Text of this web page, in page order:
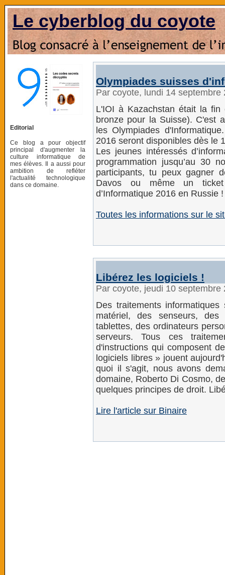
Le cyberblog du coyote
Editorial
Ce blog a pour objectif
principal d'augmenter la
culture informatique de
mes élèves. Il a aussi pour
ambition de refléter
l'actualité technologique
dans ce domaine.
Olympiades suisses
Par coyote, lundi 14
L'IOI à Kazachstan était la fin
bronze pour la Suisse). C'est
les Olympiades
2016 seront disponibles dès le
Les jeunes intéressés
programmation jusqu’au 30
participants, tu peux gagner
Davos ou même un ticket
d’Informatique 2016 en Russie !
Toutes les informations sur le
Libérez les logiciels !
Par coyote, jeudi 10
Des traitements
matériel, des senseurs,
tablettes, des ordinateurs
serveurs. Tous ces
d'instructions qui composent
logiciels libres » jouent
quoi il s'agit, nous avons
domaine, Roberto Di Cosmo,
quelques principes de droit.
Lire l'article sur Binaire